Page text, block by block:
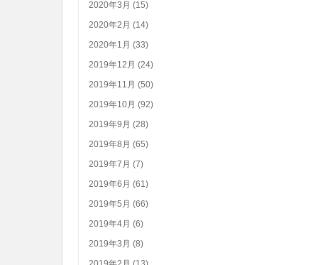
2020年3月 (15)
2020年2月 (14)
2020年1月 (33)
2019年12月 (24)
2019年11月 (50)
2019年10月 (92)
2019年9月 (28)
2019年8月 (65)
2019年7月 (7)
2019年6月 (61)
2019年5月 (66)
2019年4月 (6)
2019年3月 (8)